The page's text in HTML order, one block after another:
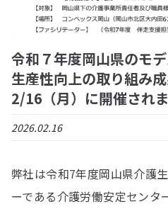
令和７年度岡山県のモ
生産性向上の取り組み
2/16（月）に開催され
2026.02.16
弊社は令和7年度岡山県介護
ーである介護労働安定センタ